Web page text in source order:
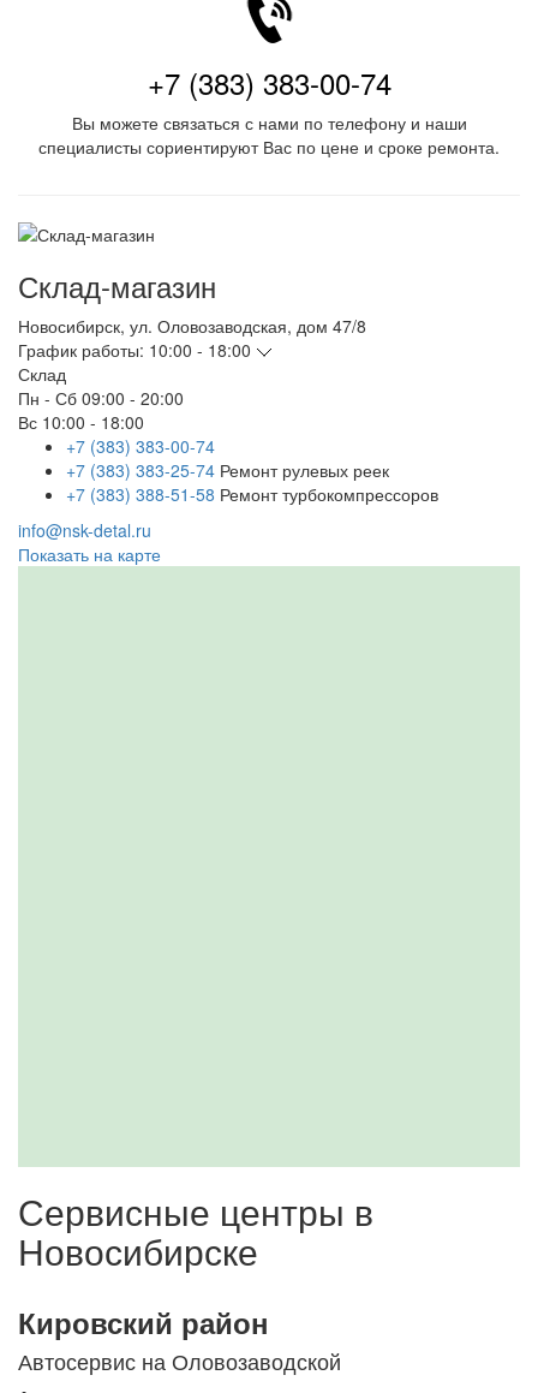
+7 (383) 383-00-74
Вы можете связаться с нами по телефону и наши
специалисты сориентируют Вас по цене и сроке ремонта.
Склад-магазин
Новосибирск, ул. Оловозаводская, дом 47/8
График работы: 10:00 - 18:00
Склад
Пн - Сб 09:00 - 20:00
Вс 10:00 - 18:00
+7 (383) 383-00-74
+7 (383) 383-25-74 Ремонт рулевых реек
+7 (383) 388-51-58 Ремонт турбокомпрессоров
info@nsk-detal.ru
Показать на карте
Сервисные центры в
Новосибирске
Кировский район
Автосервис на Оловозаводской